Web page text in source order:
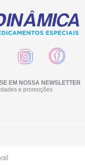
EM NOSSA NEWSLETTER
e promoções